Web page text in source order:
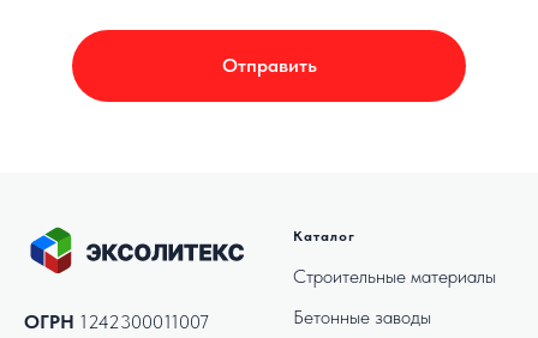
Отправить
ОГРН 1242300011007
Каталог
Строительные материалы
Бетонные заводы